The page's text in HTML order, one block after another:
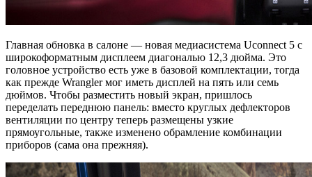
Главная обновка в салоне — новая медиасистема Uconnect 5 с
широкоформатным дисплеем диагональю 12,3 дюйма. Это
головное устройство есть уже в базовой комплектации, тогда
как прежде Wrangler мог иметь дисплей на пять или семь
дюймов. Чтобы разместить новый экран, пришлось
переделать переднюю панель: вместо круглых дефлекторов
вентиляции по центру теперь размещены узкие
прямоугольные, также изменено обрамление комбинации
приборов (сама она прежняя).